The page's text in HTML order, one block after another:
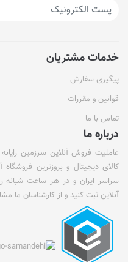
خدمات مشتریان
پیگیری سفارش
قوانین و مقررات
تماس با ما
درباره ما
عاملیت فروش آنلاین سرزمین
کالای دیجیتال و بروزترین
سراسر ایران و در هر ساعت شبانه
آنلاین ثبت کنید و از کارشناسان ما